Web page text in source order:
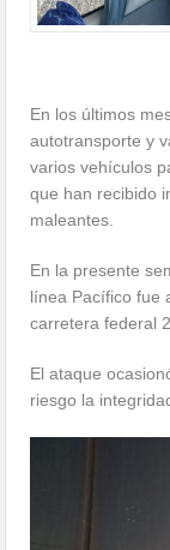
En los últimos
autotransporte y
varios vehículos
que han recibido
maleantes.
En la presente
línea Pacífico fue
carretera federal
El ataque
riesgo la